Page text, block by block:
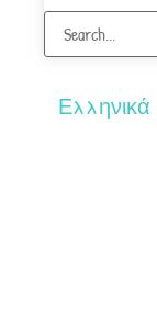
Ελληνικά